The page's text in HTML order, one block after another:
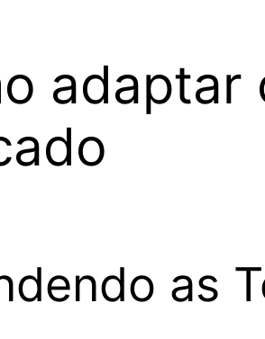
adaptar
as